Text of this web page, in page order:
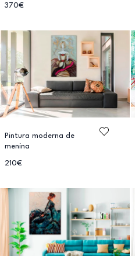
370€
Pintura moderna de
menina
210€